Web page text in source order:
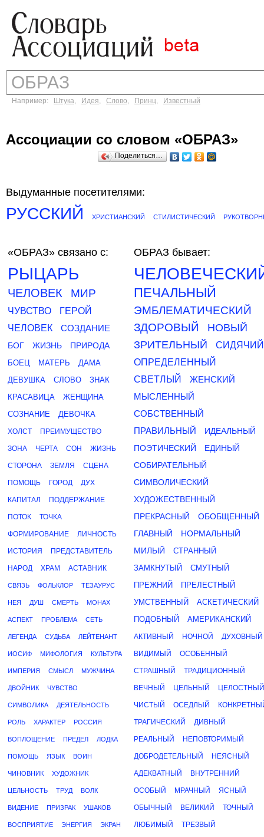
Например: Штука, Идея, Слово, Принц, Известный
Ассоциации со словом «ОБРАЗ»
Поделиться…
Выдуманные посетителями:
РУССКИЙ ХРИСТИАНСКИЙ СТИЛИСТИЧЕСКИЙ
«ОБРАЗ» связано с:
РЫЦАРЬ
ЧЕЛОВЕК МИР
ЧУВСТВО
ГЕРОЙ
ЧЕЛОВЕК
СОЗДАНИЕ
БОГ ЖИЗНЬ ПРИРОДА
БОЕЦ МАТЕРЬ
ДАМА
ДЕВУШКА
СЛОВО
ЗНАК
КРАСАВИЦА
ЖЕНЩИНА
СОЗНАНИЕ
ДЕВОЧКА
ХОЛСТ ПРЕИМУЩЕСТВО
ЗОНА ЧЕРТА СОН ЖИЗНЬ
СТОРОНА ЗЕМЛЯ СЦЕНА
ПОМОЩЬ ГОРОД ДУХ
КАПИТАЛ ПОДДЕРЖАНИЕ
ПОТОК ТОЧКА
ФОРМИРОВАНИЕ ЛИЧНОСТЬ
ИСТОРИЯ ПРЕДСТАВИТЕЛЬ
НАРОД ХРАМ АСТАВНИК
СВЯЗЬ ФОЛЬКЛОР ТЕЗАУРУС
НЕЯ ДУШ СМЕРТЬ МОНАХ
АСПЕКТ ПРОБЛЕМА СЕТЬ
ЛЕГЕНДА СУДЬБА ЛЕЙТЕНАНТ
ИОСИФ МИФОЛОГИЯ КУЛЬТУРА
ИМПЕРИЯ СМЫСЛ МУЖЧИНА
ДВОЙНИК ЧУВСТВО
СИМВОЛИКА ДЕЯТЕЛЬНОСТЬ
РОЛЬ ХАРАКТЕР РОССИЯ
ВОПЛОЩЕНИЕ ПРЕДЕЛ ЛОДКА
ПОМОЩЬ ЯЗЫК ВОИН
ЧИНОВНИК ХУДОЖНИК
ЦЕЛЬНОСТЬ ТРУД ВОЛК
ВИДЕНИЕ ПРИЗРАК УШАКОВ
ВОСПРИЯТИЕ ЭНЕРГИЯ ЭКРАН
ОБРАЗ бывает:
ПЕЧАЛЬНЫЙ
ЭМБЛЕМАТИЧЕСКИЙ
ЗДОРОВЫЙ
НОВЫЙ
ЗРИТЕЛЬНЫЙ
СИДЯЧИЙ
ОПРЕДЕЛЕННЫЙ
СВЕТЛЫЙ
ЖЕНСКИЙ
МЫСЛЕННЫЙ
СОБСТВЕННЫЙ
ПРАВИЛЬНЫЙ
ИДЕАЛЬНЫЙ
ПОЭТИЧЕСКИЙ
ЕДИНЫЙ
СОБИРАТЕЛЬНЫЙ
СИМВОЛИЧЕСКИЙ
ХУДОЖЕСТВЕННЫЙ
ПРЕКРАСНЫЙ
ОБОБЩЕННЫЙ
ГЛАВНЫЙ
НОРМАЛЬНЫЙ
МИЛЫЙ
СТРАННЫЙ
ЗАМКНУТЫЙ
СМУТНЫЙ
ПРЕЖНИЙ
ПРЕЛЕСТНЫЙ
УМСТВЕННЫЙ
АСКЕТИЧЕСКИЙ
ПОДОБНЫЙ
АМЕРИКАНСКИЙ
АКТИВНЫЙ НОЧНОЙ ДУХОВНЫЙ
ВИДИМЫЙ ОСОБЕННЫЙ
СТРАШНЫЙ ТРАДИЦИОННЫЙ
ВЕЧНЫЙ ЦЕЛЬНЫЙ ЦЕЛОСТНЫЙ
ЧИСТЫЙ ОСЕДЛЫЙ
ТРАГИЧЕСКИЙ ДИВНЫЙ
РЕАЛЬНЫЙ НЕПОВТОРИМЫЙ
ДОБРОДЕТЕЛЬНЫЙ НЕЯСНЫЙ
АДЕКВАТНЫЙ ВНУТРЕННИЙ
ОСОБЫЙ МРАЧНЫЙ ЯСНЫЙ
ОБЫЧНЫЙ ВЕЛИКИЙ ТОЧНЫЙ
ЛЮБИМЫЙ ТРЕЗВЫЙ